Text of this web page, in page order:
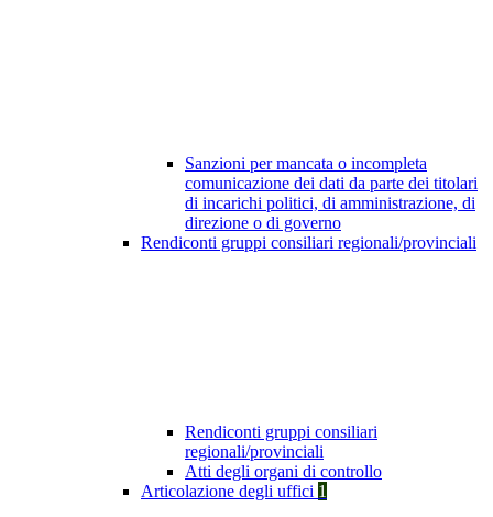
Sanzioni per mancata o incompleta
comunicazione dei dati da parte dei titolari
di incarichi politici, di amministrazione, di
direzione o di governo
Rendiconti gruppi consiliari regionali/provinciali
Rendiconti gruppi consiliari
regionali/provinciali
Atti degli organi di controllo
Articolazione degli uffici 1